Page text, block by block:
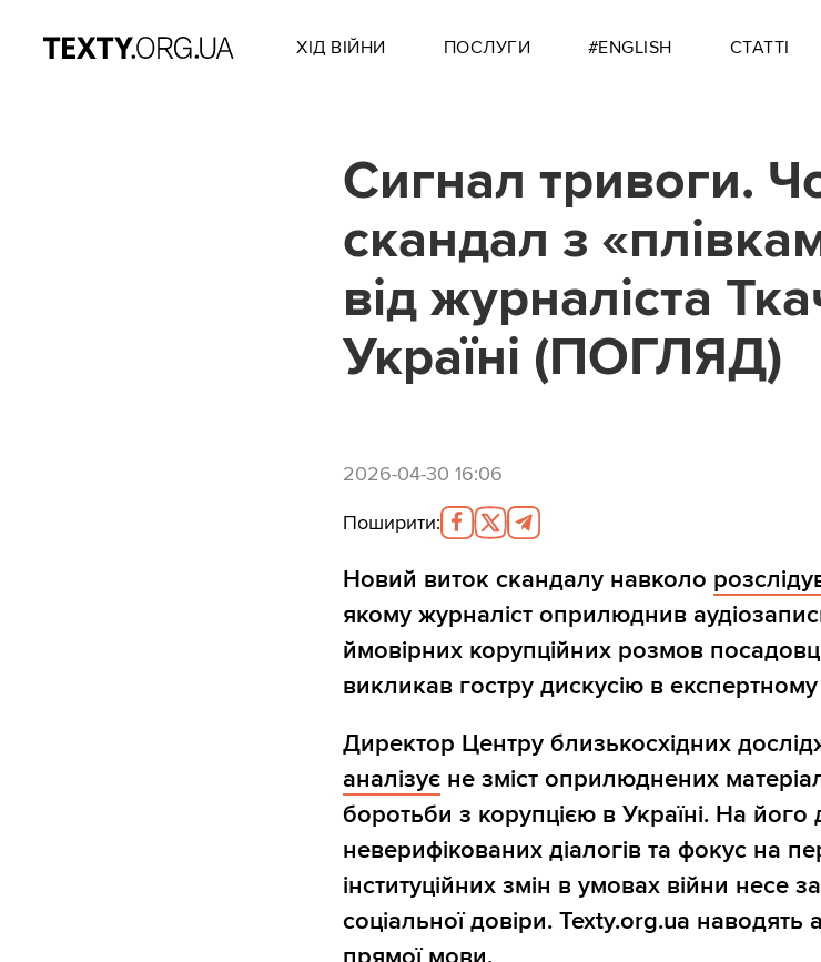
ХІД ВІЙНИ ПОСЛУГИ #ENGLISH СТАТТІ
Сигнал тривоги.
скандал з
від журналіста
Україні (ПОГЛЯД)
2026-04-30 16:06
Поширити:
Новий виток скандалу навколо
якому журналіст оприлюднив
ймовірних корупційних розмов
викликав гостру дискусію в
Директор Центру близькосхідних
аналізуєне зміст оприлюднених
боротьби з корупцією в Україні. На його
неверифікованих діалогів та фокус на
інституційних змін в умовах війни несе
соціальної довіри. Texty.org.ua наводять